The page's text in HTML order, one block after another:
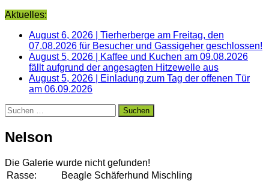
Aktuelles:
August 6, 2026
Tierherberge am Freitag, den
07.08.2026 für Besucher und Gassigeher geschlossen!
August 5, 2026
Kaffee und Kuchen am 09.08.2026
fällt aufgrund der angesagten Hitzewelle aus
August 5, 2026
Einladung zum Tag der offenen Tür
am 06.09.2026
Suchen
nach:
Nelson
Die Galerie wurde nicht gefunden!
Rasse:
Beagle Schäferhund Mischling